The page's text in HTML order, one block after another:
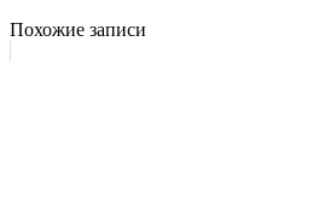
Похожие записи